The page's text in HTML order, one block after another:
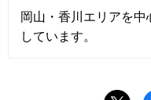
岡山・香川エリアを
しています。